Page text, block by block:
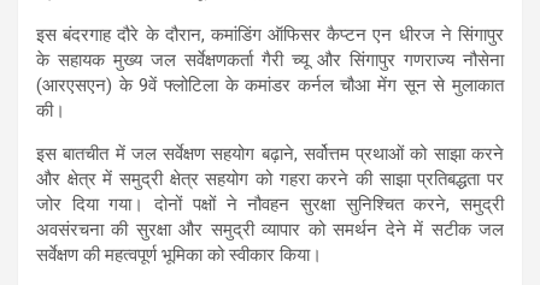
इस बंदरगाह दौरे के दौरान, कमांडिंग ऑफिसर कैप्टन एन धीरज ने सिंगापुर
के सहायक मुख्य जल सर्वेक्षणकर्ता गैरी च्यू और सिंगापुर गणराज्य नौसेना
(आरएसएन) के 9वें फ्लोटिला के कमांडर कर्नल चौआ मेंग सून से मुलाकात
की।
इस बातचीत में जल सर्वेक्षण सहयोग बढ़ाने, सर्वोत्तम प्रथाओं को साझा करने
और क्षेत्र में समुद्री क्षेत्र सहयोग को गहरा करने की साझा प्रतिबद्धता पर
जोर दिया गया। दोनों पक्षों ने नौवहन सुरक्षा सुनिश्चित करने, समुद्री
अवसंरचना की सुरक्षा और समुद्री व्यापार को समर्थन देने में सटीक जल
सर्वेक्षण की महत्वपूर्ण भूमिका को स्वीकार किया।